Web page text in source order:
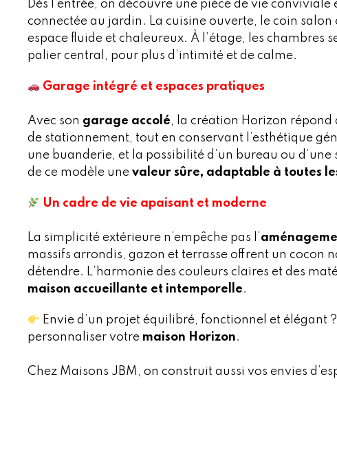
Dès l’entrée, on découvre une pièce de vie
connectée au jardin. La cuisine ouverte, le coin
espace fluide et chaleureux. À l’étage, les chambres
palier central, pour plus d’intimité et de calme.
Garage intégré et espaces pratiques
Avec son garage accolé, la création Horizon répond
de stationnement, tout en conservant l’esthétique
une buanderie, et la possibilité d’un bureau ou
de ce modèle une valeur sûre, adaptable à toutes
Un cadre de vie apaisant et moderne
La simplicité extérieure n’empêche pas l’
massifs arrondis, gazon et terrasse offrent un cocon
détendre. L’harmonie des couleurs claires et des
maison accueillante et intemporelle.
Envie d’un projet équilibré, fonctionnel et élégant
personnaliser votre maison Horizon.
Chez Maisons JBM, on construit aussi vos envies